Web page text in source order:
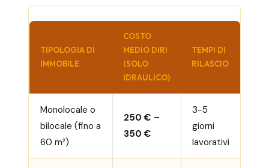
TIPOLOGIA DI
IMMOBILE
COSTO
MEDIO DIRI
(SOLO
IDRAULICO)
TEMPI DI
RILASCIO
Monolocale o
bilocale (fino a
60 m²)
250 € –
350 €
3-5
giorni
lavorativi